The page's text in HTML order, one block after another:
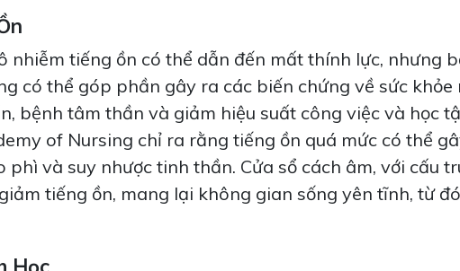
nhiễm tiếng ồn có thể dẫn đến mất thính lực, nhưng
có thể góp phần gây ra các biến chứng về sức
bệnh tâm thần và giảm hiệu suất công việc và học
of Nursing chỉ ra rằng tiếng ồn quá mức có thể
phì và suy nhược tinh thần. Cửa sổ cách âm, với cấu
tiếng ồn, mang lại không gian sống yên tĩnh, từ